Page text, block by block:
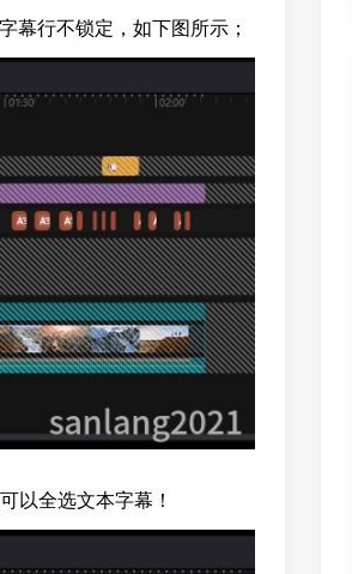
幕行不锁定，如下图所示；
以全选文本字幕！